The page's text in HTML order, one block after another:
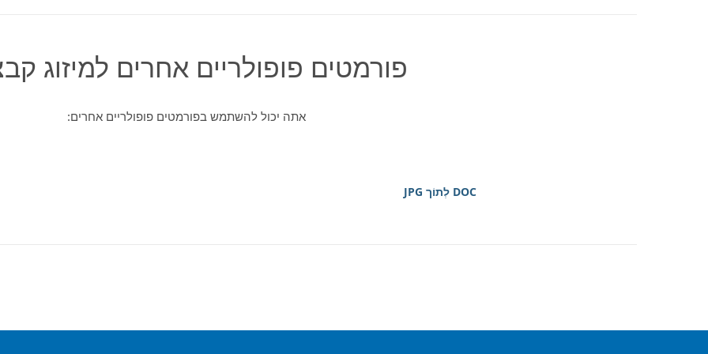
פורמטים פופולריים אחרים למיזוג
אתה יכול להשתמש בפורמטים פופולריים אחרים:
DOC לְתוֹך JPG